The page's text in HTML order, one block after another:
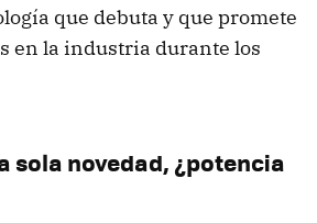
que debuta y que promete
en la industria durante los
sola novedad, ¿potencia